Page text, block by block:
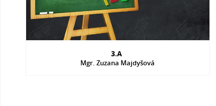
3.A
Mgr. Zuzana Majdyšová